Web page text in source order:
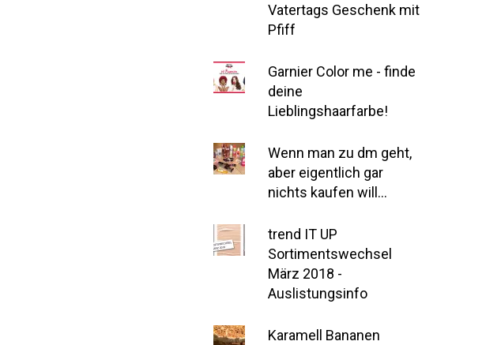
Vatertags Geschenk mit
Pfiff
Garnier Color me - finde
deine
Lieblingshaarfarbe!
Wenn man zu dm geht,
aber eigentlich gar
nichts kaufen will...
trend IT UP
Sortimentswechsel
März 2018 -
Auslistungsinfo
Karamell Bananen